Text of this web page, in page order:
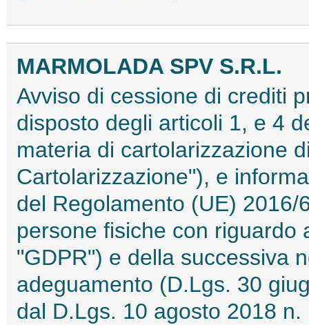
MARMOLADA SPV S.R.L.
Avviso di cessione di crediti
disposto degli articoli 1, e 4
materia di cartolarizzazione
Cartolarizzazione"), e
del Regolamento (UE)
persone fisiche con riguardo
"GDPR") e della successiva
adeguamento (D.Lgs. 30
dal D.Lgs. 10 agosto 2018